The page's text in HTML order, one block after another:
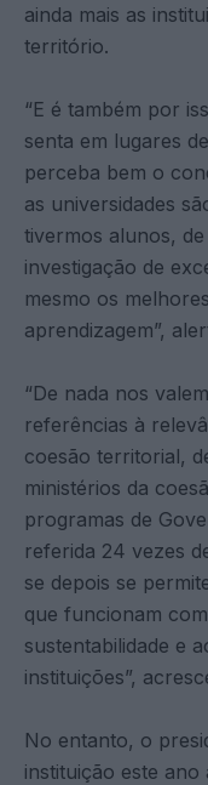
ainda mais as
território.
“E é também por
senta em lugares
perceba bem o
as universidades
tivermos alunos,
investigação de
mesmo os
aprendizagem”,
“De nada nos
referências à
coesão territorial,
ministérios da
programas de
referida 24 vezes
se depois se
que funcionam
sustentabilidade e
instituições”,
No entanto, o
instituição este ano